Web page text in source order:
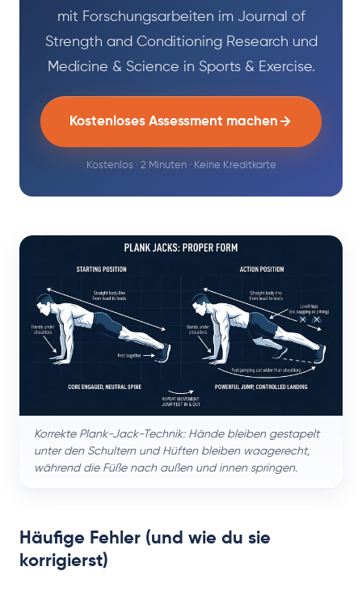
mit Forschungsarbeiten im Journal of
Strength and Conditioning Research und
Medicine & Science in Sports & Exercise.
Kostenloses Assessment machen
Kostenlos · 2 Minuten · Keine Kreditkarte
Korrekte Plank-Jack-Technik: Hände bleiben gestapelt
unter den Schultern und Hüften bleiben waagerecht,
während die Füße nach außen und innen springen.
Häufige Fehler (und wie du sie
korrigierst)